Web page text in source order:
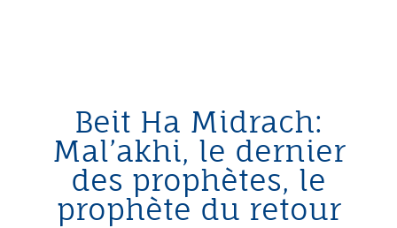
Beit Ha Midrach:
Mal’akhi, le dernier
des prophètes, le
prophète du retour